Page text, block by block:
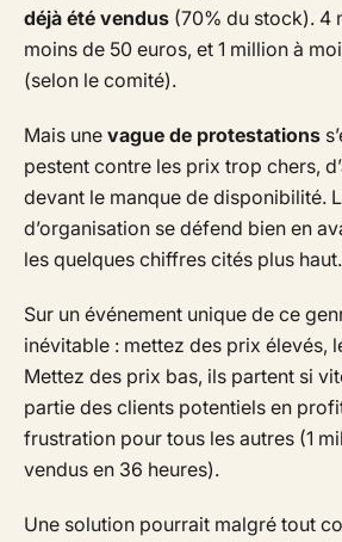
déjà été vendus (70% du stock). 4
moins de 50 euros, et 1 million à
(selon le comité).
Mais une vague de protestations
pestent contre les prix trop chers,
devant le manque de disponibilité.
d’organisation se défend bien en
les quelques chiffres cités plus haut.
Sur un événement unique de ce
inévitable : mettez des prix élevés,
Mettez des prix bas, ils partent si
partie des clients potentiels en
frustration pour tous les autres (1
vendus en 36 heures).
Une solution pourrait malgré tout